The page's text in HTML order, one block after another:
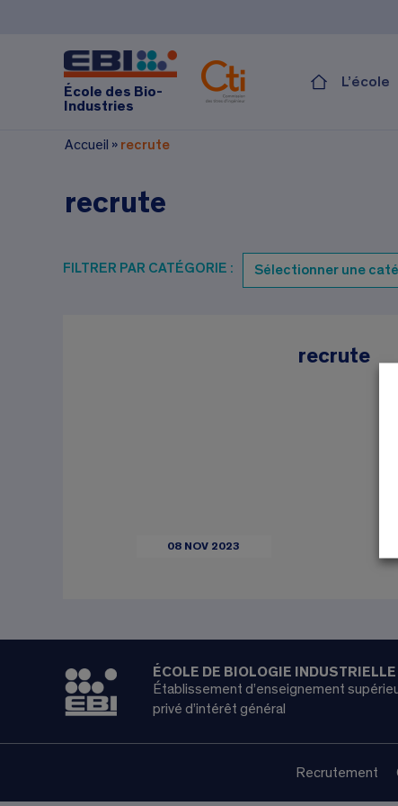
École des Bio-
Industries
L’école
Accueil » recrute
recrute
FILTRER PAR CATÉGORIE :
08 NOV 2023
recrute
ÉCOLE DE BIOLOGIE INDUSTRIELLE
Établissement d’enseignement
privé d’intérêt général
Recrutement